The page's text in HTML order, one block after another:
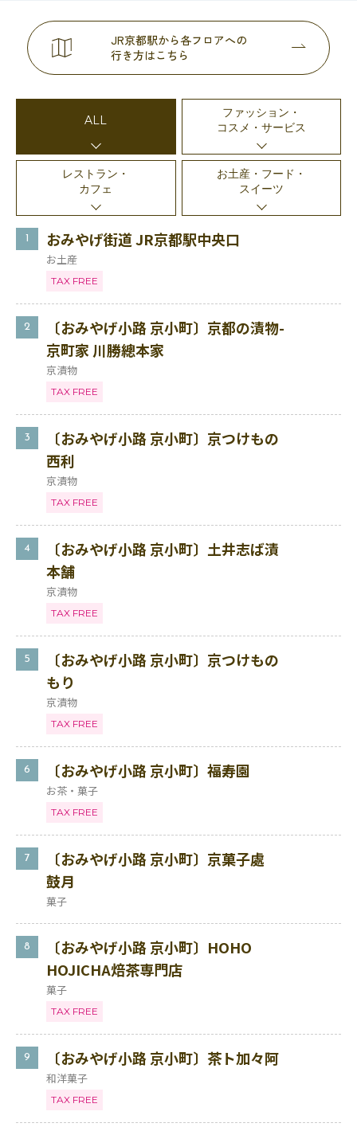
JR京都駅から各フロアへの
行き方はこちら
ALL
ファッション・
コスメ・サービス
レストラン・
カフェ
お土産・フード・
スイーツ
1 おみやげ街道 JR京都駅中央口
お土産
TAX FREE
2
〔おみやげ小路 京小町〕京都の漬物-
京町家 川勝總本家
京漬物
TAX FREE
3
〔おみやげ小路 京小町〕京つけもの
西利
京漬物
TAX FREE
4
〔おみやげ小路 京小町〕土井志ば漬
本舗
京漬物
TAX FREE
5
〔おみやげ小路 京小町〕京つけもの
もり
京漬物
TAX FREE
6 〔おみやげ小路 京小町〕福寿園
お茶・菓子
TAX FREE
7
〔おみやげ小路 京小町〕京菓子處
鼓月
菓子
8
〔おみやげ小路 京小町〕HOHO
HOJICHA焙茶専門店
菓子
TAX FREE
9 〔おみやげ小路 京小町〕茶ト加々阿
和洋菓子
TAX FREE